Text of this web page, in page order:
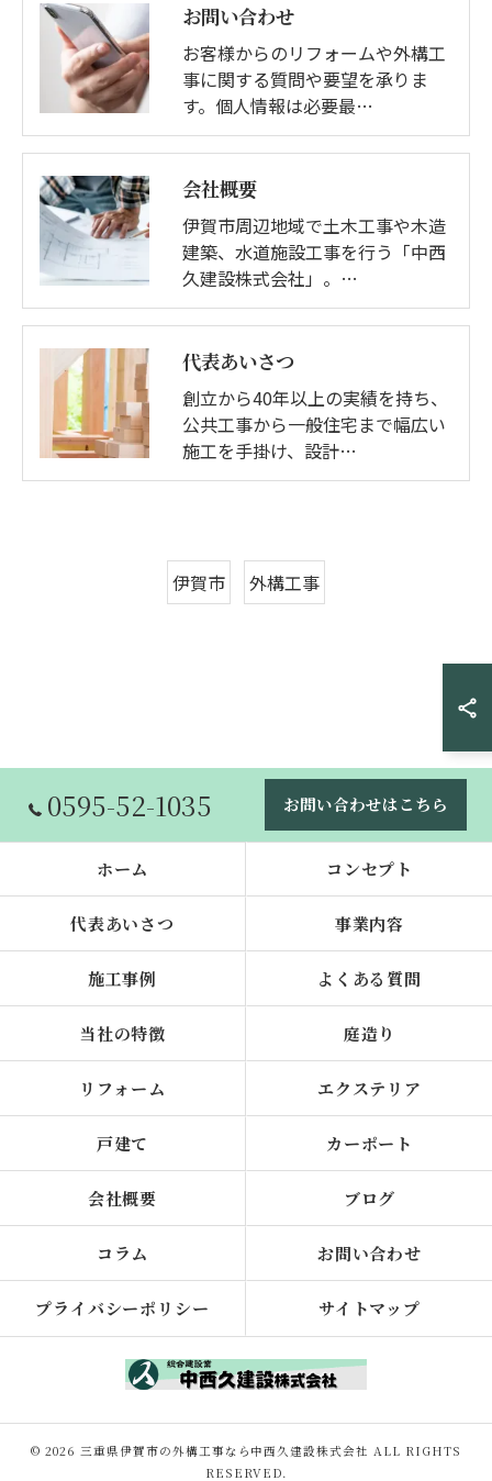
お問い合わせ
お客様からのリフォームや外構工
事に関する質問や要望を承りま
す。個人情報は必要最…
会社概要
伊賀市周辺地域で土木工事や木造
建築、水道施設工事を行う「中西
久建設株式会社」。…
代表あいさつ
創立から40年以上の実績を持ち、
公共工事から一般住宅まで幅広い
施工を手掛け、設計…
伊賀市 外構工事
0595-52-1035 お問い合わせはこちら
ホーム コンセプト
代表あいさつ 事業内容
施工事例 よくある質問
当社の特徴 庭造り
リフォーム エクステリア
戸建て カーポート
会社概要 ブログ
コラム お問い合わせ
プライバシーポリシー サイトマップ
© 2026 三重県伊賀市の外構工事なら中西久建設株式会社 ALL RIGHTS
RESERVED.